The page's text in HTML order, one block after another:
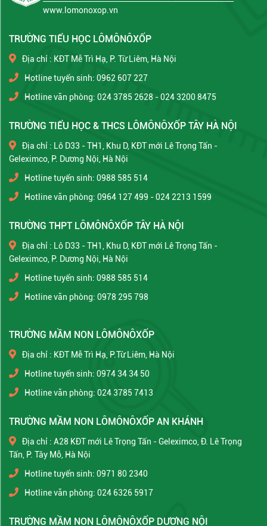
www.lomonoxop.vn
TRƯỜNG TIỂU HỌC LÔMÔNÔXỐP
Địa chỉ : KĐT Mễ Trì Hạ, P. Từ Liêm, Hà Nội
Hotline tuyển sinh: 0962 607 227
Hotline văn phòng: 024 3785 2628 - 024 3200 8475
TRƯỜNG TIỂU HỌC & THCS LÔMÔNÔXỐP TÂY HÀ NỘI
Địa chỉ : Lô D33 - TH1, Khu D, KĐT mới Lê Trọng Tấn -
Geleximco, P. Dương Nội, Hà Nội
Hotline tuyển sinh: 0988 585 514
Hotline văn phòng: 0964 127 499 - 024 2213 1599
TRƯỜNG THPT LÔMÔNÔXỐP TÂY HÀ NỘI
Địa chỉ : Lô D33 - TH1, Khu D, KĐT mới Lê Trọng Tấn -
Geleximco, P. Dương Nội, Hà Nội
Hotline tuyển sinh: 0988 585 514
Hotline văn phòng: 0978 295 798
TRƯỜNG MẦM NON LÔMÔNÔXỐP
Địa chỉ : KĐT Mễ Trì Hạ, P.Từ Liêm, Hà Nội
Hotline tuyển sinh: 0974 34 34 50
Hotline văn phòng: 024 3785 7413
TRƯỜNG MẦM NON LÔMÔNÔXỐP AN KHÁNH
Địa chỉ : A28 KĐT mới Lê Trọng Tấn - Geleximco, Đ. Lê Trọng
Tấn, P. Tây Mỗ, Hà Nội
Hotline tuyển sinh: 0971 80 2340
Hotline văn phòng: 024 6326 5917
TRƯỜNG MẦM NON LÔMÔNÔXỐP DƯƠNG NỘI